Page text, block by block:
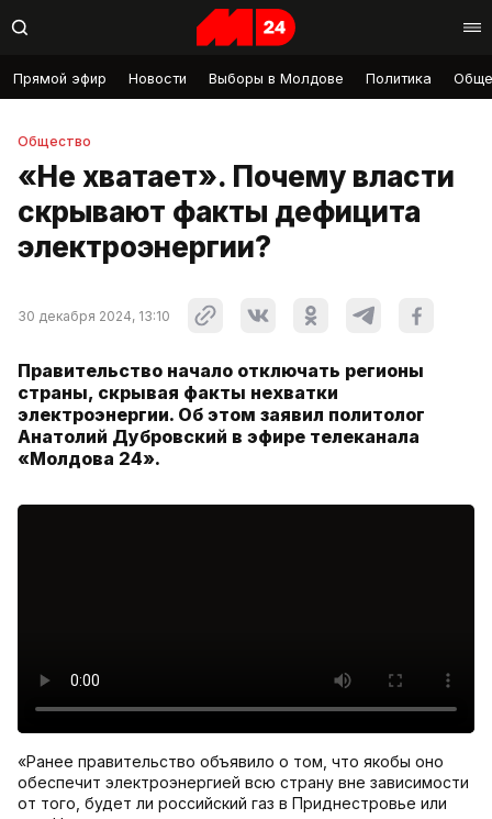
Прямой эфир Новости Выборы в Молдове Политика
Общество
«Не хватает». Почему власти
скрывают факты дефицита
электроэнергии?
30 декабря 2024, 13:10
Правительство начало отключать регионы
страны, скрывая факты нехватки
электроэнергии. Об этом заявил политолог
Анатолий Дубровский в эфире телеканала
«Молдова 24».
«Ранее правительство объявило о том, что якобы оно
обеспечит электроэнергией всю страну вне зависимости
от того, будет ли российский газ в Приднестровье или